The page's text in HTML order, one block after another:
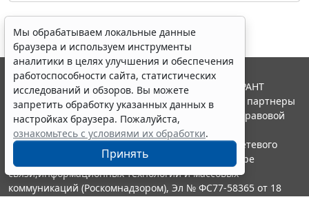
Мы обрабатываем локальные данные
браузера и используем инструменты
аналитики в целях улучшения и обеспечения
работоспособности сайта, статистических
исследований и обзоров. Вы можете
запретить обработку указанных данных в
настройках браузера. Пожалуйста,
ознакомьтесь с условиями их обработки.
Принять
© ООО "НПП "ГАРАНТ-СЕРВИС", 2026. Система ГАРАНТ
выпускается с 1990 года. Компания "Гарант" и ее партнеры
являются участниками Российской ассоциации правовой
информации ГАРАНТ.
Портал ГАРАНТ.РУ зарегистрирован в качестве сетевого
издания Федеральной службой по надзору в сфере
связи,информационных технологий и массовых
коммуникаций (Роскомнадзором), Эл № ФС77-58365 от 18